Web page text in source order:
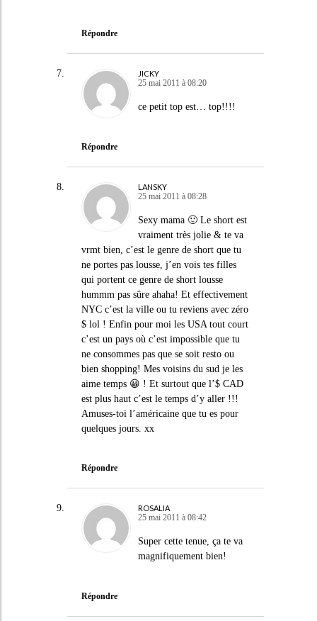
Répondre
JICKY
25 mai 2011 à 08:20
ce petit top est… top!!!!
Répondre
LANSKY
25 mai 2011 à 08:28
Sexy mama 🙂 Le short est
vraiment très jolie & te va
vrmt bien, c’est le genre de short que tu
ne portes pas lousse, j’en vois tes filles
qui portent ce genre de short lousse
hummm pas sûre ahaha! Et effectivement
NYC c’est la ville ou tu reviens avec zéro
$ lol ! Enfin pour moi les USA tout court
c’est un pays où c’est impossible que tu
ne consommes pas que se soit resto ou
bien shopping! Mes voisins du sud je les
aime temps 😀 ! Et surtout que l’$ CAD
est plus haut c’est le temps d’y aller !!!
Amuses-toi l’américaine que tu es pour
quelques jours. xx
Répondre
ROSALIA
25 mai 2011 à 08:42
Super cette tenue, ça te va
magnifiquement bien!
Répondre